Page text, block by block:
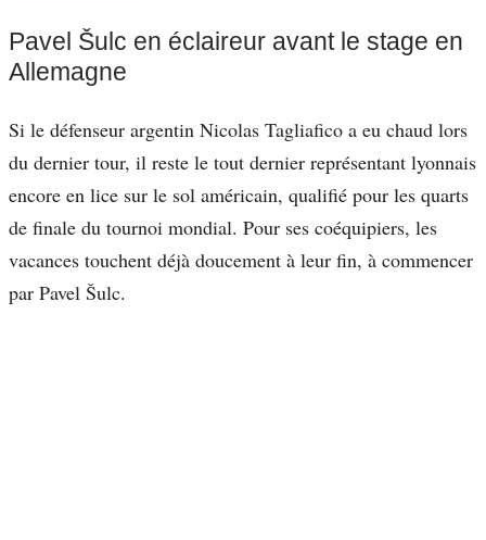
Pavel Šulc en éclaireur avant le stage en
Allemagne
Si le défenseur argentin Nicolas Tagliafico a eu chaud lors
du dernier tour, il reste le tout dernier représentant lyonnais
encore en lice sur le sol américain, qualifié pour les quarts
de finale du tournoi mondial. Pour ses coéquipiers, les
vacances touchent déjà doucement à leur fin, à commencer
par Pavel Šulc.